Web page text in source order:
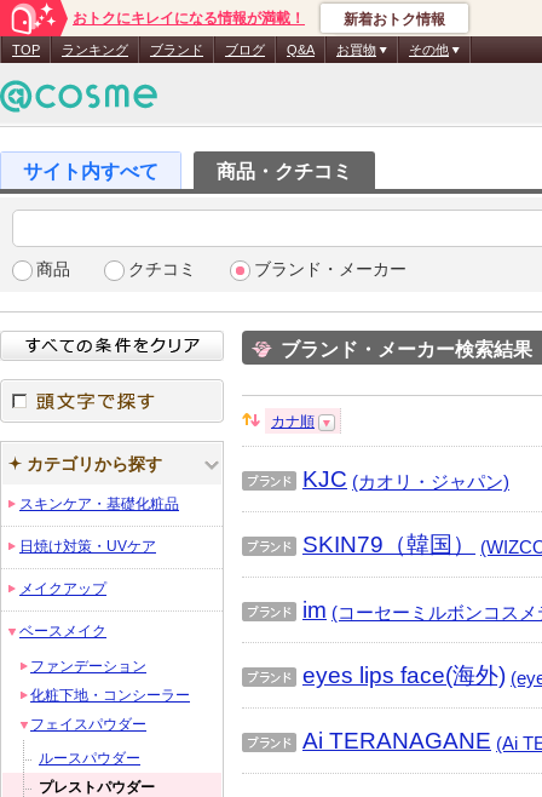
おトクにキレイになる情報が満載！ 新着おトク情報
TOP ランキング ブランド ブログ Q&A お買物 その他
商品・クチコミ
商品 クチコミ ブランド・メーカー
ブランド・メーカー検索結果
替
え：
カナ順
KJC (カオリ・ジャパン)
SKIN79（韓国）
im (コーセーミルボンコス
eyes lips face(海外)
Ai TERANAGANE (Ai
頭文字で探す
カテゴリから探す
スキンケア・基礎化粧品
日焼け対策・UVケア
メイクアップ
ベースメイク
ファンデーション
化粧下地・コンシーラー
フェイスパウダー
ルースパウダー
プレストパウダー